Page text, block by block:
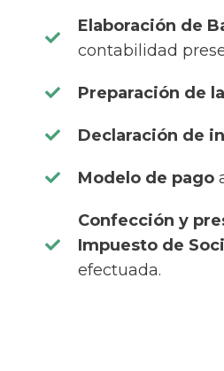
Elaboración de
contabilidad
Preparación de
Declaración de
Modelo de pago
Confección y
Impuesto de
efectuada.